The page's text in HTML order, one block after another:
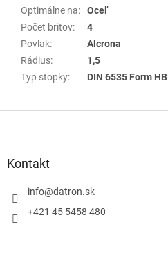
Optimálne na:
Oceľ
Počet britov:
4
Povlak:
Alcrona
Rádius:
1,5
Typ stopky: DIN 6535 Form HB
Kontakt
info@datron.sk
+421 45 5458 480